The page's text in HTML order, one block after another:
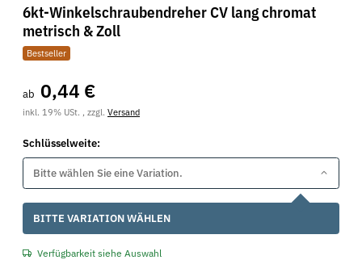
6kt-Winkelschraubendreher CV lang chromat
metrisch & Zoll
Bestseller
ab 0,44 €
inkl. 19% USt. , zzgl. Versand
Schlüsselweite:
Bitte wählen Sie eine Variation.
x
BITTE VARIATION WÄHLEN
Verfügbarkeit siehe Auswahl